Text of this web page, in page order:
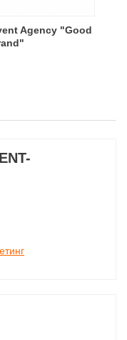
Agency "Good